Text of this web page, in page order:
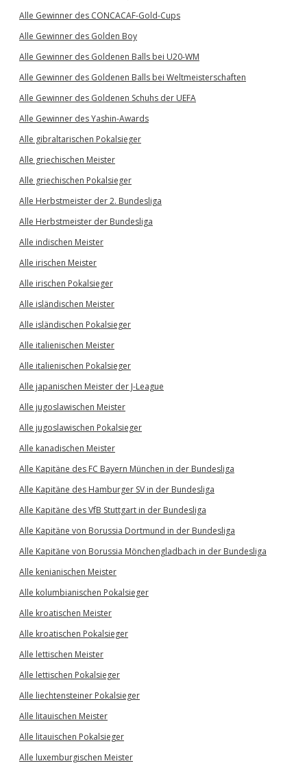
Alle Gewinner des CONCACAF-Gold-Cups
Alle Gewinner des Golden Boy
Alle Gewinner des Goldenen Balls bei U20-WM
Alle Gewinner des Goldenen Balls bei Weltmeisterschaften
Alle Gewinner des Goldenen Schuhs der UEFA
Alle Gewinner des Yashin-Awards
Alle gibraltarischen Pokalsieger
Alle griechischen Meister
Alle griechischen Pokalsieger
Alle Herbstmeister der 2. Bundesliga
Alle Herbstmeister der Bundesliga
Alle indischen Meister
Alle irischen Meister
Alle irischen Pokalsieger
Alle isländischen Meister
Alle isländischen Pokalsieger
Alle italienischen Meister
Alle italienischen Pokalsieger
Alle japanischen Meister der J-League
Alle jugoslawischen Meister
Alle jugoslawischen Pokalsieger
Alle kanadischen Meister
Alle Kapitäne des FC Bayern München in der Bundesliga
Alle Kapitäne des Hamburger SV in der Bundesliga
Alle Kapitäne des VfB Stuttgart in der Bundesliga
Alle Kapitäne von Borussia Dortmund in der Bundesliga
Alle Kapitäne von Borussia Mönchengladbach in der Bundesliga
Alle kenianischen Meister
Alle kolumbianischen Pokalsieger
Alle kroatischen Meister
Alle kroatischen Pokalsieger
Alle lettischen Meister
Alle lettischen Pokalsieger
Alle liechtensteiner Pokalsieger
Alle litauischen Meister
Alle litauischen Pokalsieger
Alle luxemburgischen Meister